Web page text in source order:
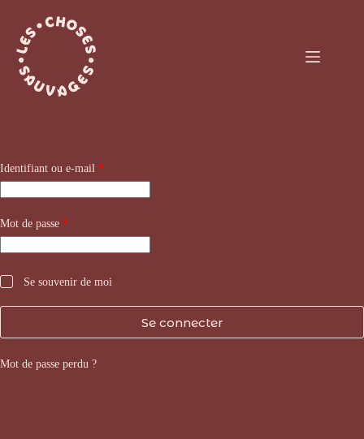
contenu
Identifiant ou e-mail *Obligatoire
Mot de passe *Obligatoire
Se souvenir de moi
Se connecter
Mot de passe perdu ?